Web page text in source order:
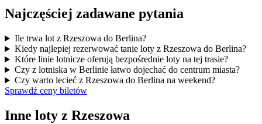
Najczęściej zadawane pytania
Ile trwa lot z Rzeszowa do Berlina?
Kiedy najlepiej rezerwować tanie loty z Rzeszowa do Berlina?
Które linie lotnicze oferują bezpośrednie loty na tej trasie?
Czy z lotniska w Berlinie łatwo dojechać do centrum miasta?
Czy warto lecieć z Rzeszowa do Berlina na weekend?
Sprawdź ceny biletów
Inne loty z Rzeszowa